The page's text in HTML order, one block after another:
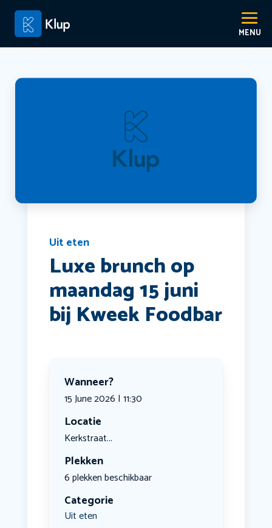
Uit eten
Luxe brunch op
maandag 15 juni
bij Kweek Foodbar
Wanneer?
15 June 2026 | 11:30
Locatie
Kerkstraat...
Plekken
6 plekken beschikbaar
Categorie
Uit eten